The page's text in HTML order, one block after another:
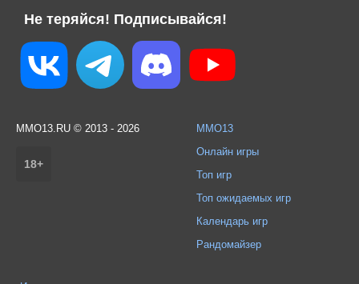
Не теряйся! Подписывайся!
MMO13.RU © 2013 - 2026
18+
MMO13
Онлайн игры
Топ игр
Топ ожидаемых игр
Календарь игр
Рандомайзер